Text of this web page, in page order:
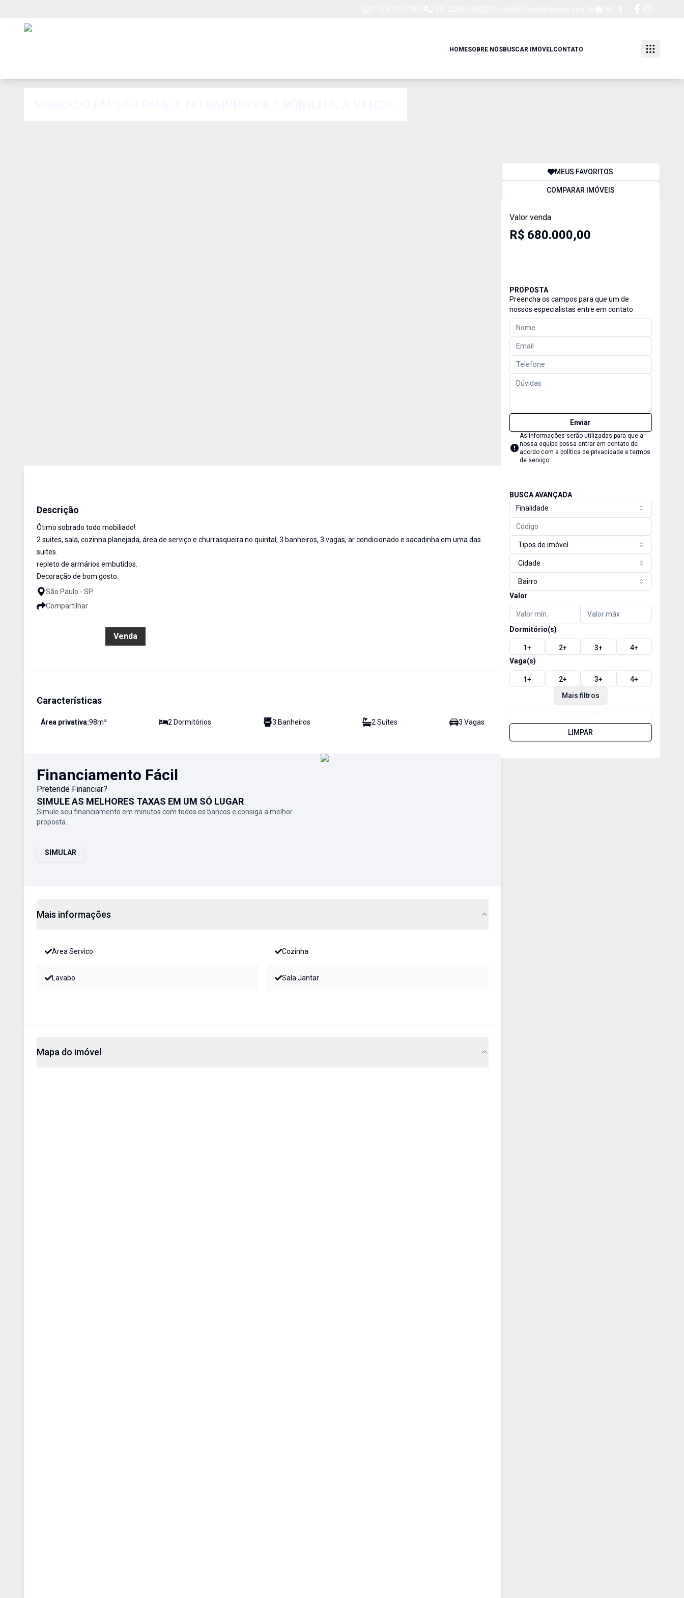
HOMESOBRE NÓSBUSCAR IMÓVELCONTATO
Descrição
Ótimo sobrado todo mobiliado!
2 suites, sala, cozinha planejada, área de serviço e churrasqueira no quintal, 3 banheiros, 3 vagas, ar condicionado e sacadinha em uma das
suites.
repleto de armários embutidos.
Decoração de bom gosto.
São Paulo - SP
Compartilhar
Venda
Características
Área privativa:98m² 2 Dormitórios 3 Banheiros 2 Suítes 3 Vagas
Financiamento Fácil
Pretende Financiar?
SIMULE AS MELHORES TAXAS EM UM SÓ LUGAR
Simule seu financiamento em minutos com todos os bancos e consiga a melhor
proposta.
SIMULAR
Mais informações
Area Servico Cozinha
Lavabo Sala Jantar
Mapa do imóvel
MEUS FAVORITOS
COMPARAR IMÓVEIS
Valor venda
R$ 680.000,00
PROPOSTA
Preencha os campos para que um de
nossos especialistas entre em contato
Enviar
As informações serão utilizadas para que a
nossa equipe possa entrar em contato de
acordo com a política de privacidade e termos
de serviço
BUSCA AVANÇADA
Finalidade
Tipos de imóvel
Cidade
Bairro
Valor
Dormitório(s)
1+ 2+ 3+ 4+
Vaga(s)
1+ 2+ 3+ 4+
Mais filtros
LIMPAR